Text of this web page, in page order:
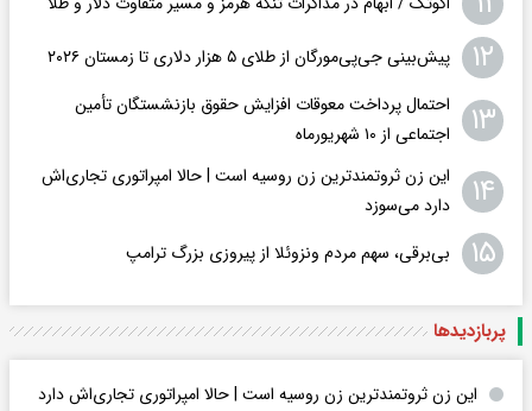
۱۲ پیش‌بینی جی‌پی‌مورگان از طلای ۵ هزار دلاری تا زمستان ۲۰۲۶
۱۳
احتمال پرداخت معوقات افزایش حقوق بازنشستگان تأمین
اجتماعی از ۱۰ شهریورماه
۱۴
این زن ثروتمندترین زن روسیه است | حالا امپراتوری تجاری‌اش
دارد می‌سوزد
۱۵ بی‌برقی، سهم مردم ونزوئلا از پیروزی بزرگ ترامپ
پربازدید‌ها
این زن ثروتمندترین زن روسیه است | حالا امپراتوری تجاری‌اش دارد